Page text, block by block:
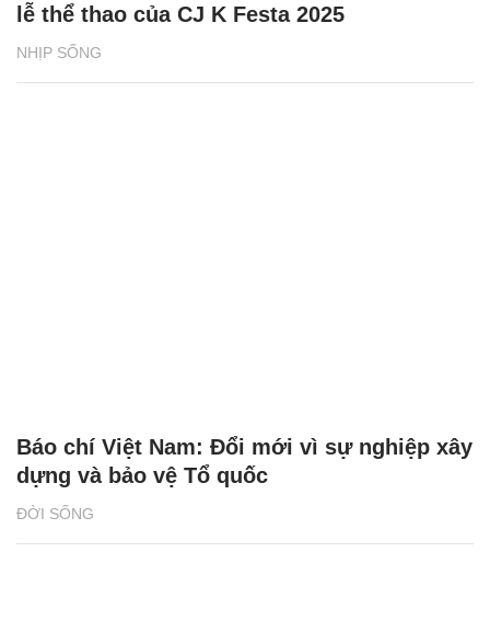
NHỊP SỐNG
lễ thể thao của CJ K Festa 2025
ĐỜI SỐNG
Báo chí Việt Nam: Đổi mới vì sự nghiệp xây
dựng và bảo vệ Tổ quốc